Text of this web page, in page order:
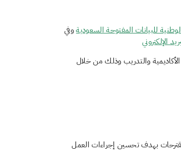
للبيانات المفتوحة السعوديةوفي
الإلكتروني
والتدريب وذلك من خلال
بهدف تحسين إجراءات العمل